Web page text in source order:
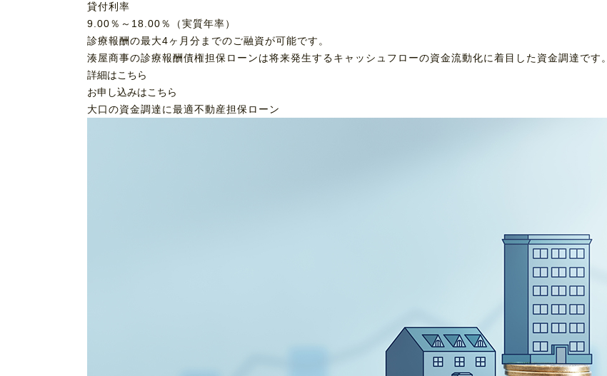
貸付利率
9.00％～18.00％（実質年率）
診療報酬の最大4ヶ月分までのご融資が可能です。
湊屋商事の診療報酬債権担保ローンは将来発生するキャッシュフローの資金流動化に着目した資金調達です。
詳細はこちら
お申し込みはこちら
大口の資金調達に最適不動産担保ローン